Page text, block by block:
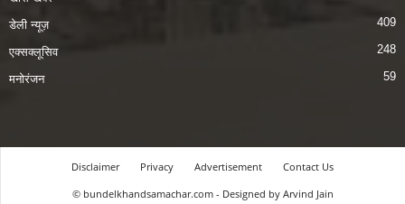
डेली न्यूज़ 409
एक्सक्लूसिव 248
मनोरंजन 59
Disclaimer Privacy Advertisement
Contact Us
© bundelkhandsamachar.com - Designed by Arvind Jain